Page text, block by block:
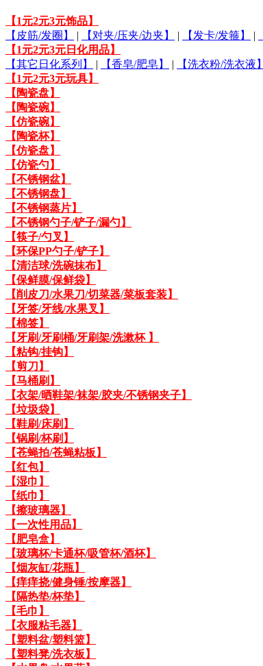
【1元2元3元饰品】
【皮筋/发圈】
| 【对夹/压夹/边夹】 | 【发卡/发箍】 |
【1元2元3元日化用品】
【其它日化系列】
| 【香皂/肥皂】 | 【洗衣粉/洗衣液】
【1元2元3元玩具】
【陶瓷盘】
【陶瓷碗】
【仿瓷碗】
【陶瓷杯】
【仿瓷盘】
【仿瓷勺】
【不锈钢盆】
【不锈钢盘】
【不锈钢蒸片】
【不锈钢勺子/铲子/漏勺】
【筷子/勺叉】
【环保PP勺子/铲子】
【清洁球/洗碗抹布】
【保鲜膜/保鲜袋】
【削皮刀/水果刀/切菜器/菜板套装】
【牙签/牙线/水果叉】
【棉签】
【牙刷/牙刷桶/牙刷架/洗漱杯 】
【粘钩/挂钩】
【剪刀】
【马桶刷】
【衣架/晒鞋架/袜架/胶夹/不锈钢夹子】
【垃圾袋】
【鞋刷/床刷】
【锅刷/杯刷】
【苍蝇拍/苍蝇粘板】
【红包】
【湿巾】
【纸巾】
【擦玻璃器】
【一次性用品】
【肥皂盒】
【玻璃杯/卡通杯/吸管杯/酒杯】
【烟灰缸/花瓶】
【痒痒挠/健身锤/按摩器】
【隔热垫/杯垫】
【毛巾】
【衣服粘毛器】
【塑料盆/塑料篮】
【塑料凳/洗衣板】